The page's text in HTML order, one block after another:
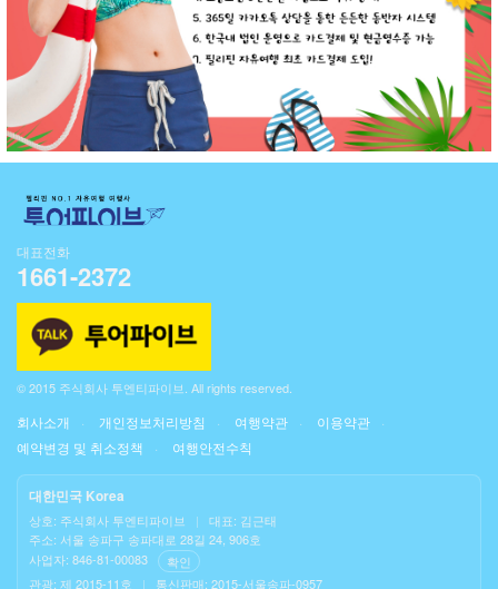
대표전화
1661-2372
© 2015 주식회사 투엔티파이브. All rights reserved.
회사소개 개인정보처리방침 여행약관
이용약관
예약변경 및 취소정책
여행안전수칙
대한민국 Korea
상호: 주식회사 투엔티파이브 |
대표: 김근태
주소: 서울 송파구 송파대로 28길 24, 906호
사업자: 846-81-00083
확인
관광: 제 2015-11호
| 통신판매: 2015-서울송파-0957